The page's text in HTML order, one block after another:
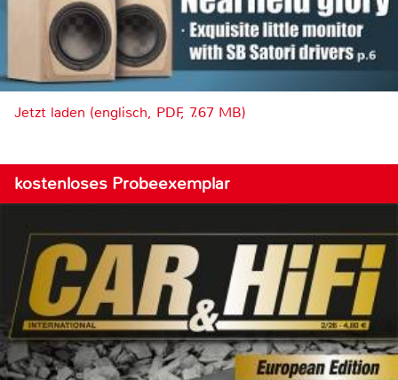
Jetzt laden (englisch, PDF, 7.67 MB)
kostenloses Probeexemplar